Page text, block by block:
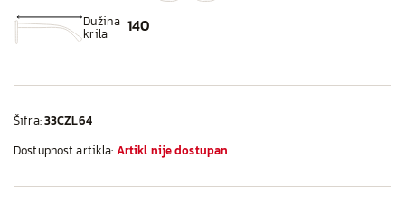
Dužina
krila 140
Šifra:33CZL64
Dostupnost artikla: Artikl nije dostupan